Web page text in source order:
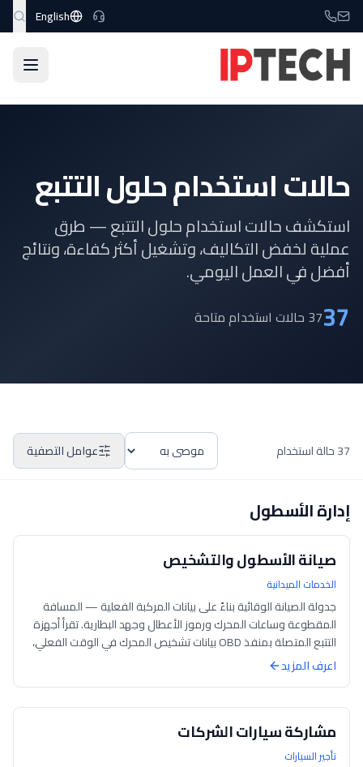
انتقل إلى المحتوى الرئيسي English
الرئيسية الخدمات حلول التتبع
حالات استخدام حلول التتبع
استكشف حالات استخدام حلول التتبع — طرق
عملية لخفض التكاليف، وتشغيل أكثر كفاءة، ونتائج
أفضل في العمل اليومي.
3737 حالات استخدام متاحة
37 حالة استخدام عوامل التصفية
إدارة الأسطول
صيانة الأسطول والتشخيص
الخدمات الميدانية
جدولة الصيانة الوقائية بناءً على بيانات المركبة الفعلية — المسافة
المقطوعة وساعات المحرك ورموز الأعطال وجهد البطارية. تقرأ أجهزة
التتبع المتصلة بمنفذ OBD بيانات تشخيص المحرك في الوقت الفعلي،
وتنبه مدي...
اعرف المزيد
مشاركة سيارات الشركات
تأجير السيارات